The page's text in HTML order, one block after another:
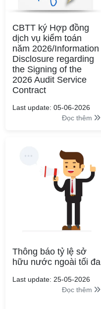
CBTT ký Hợp đồng
dịch vụ kiểm toán
năm 2026/Information
Disclosure regarding
the Signing of the
2026 Audit Service
Contract
Last update: 05-06-2026
Đọc thêm
Thông báo tỷ lệ sở
hữu nước ngoài tối đa
Last update: 25-05-2026
Đọc thêm